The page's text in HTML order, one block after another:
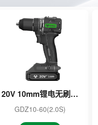
20V 10mm锂电无刷电钻
GDZ10-60(2.0S)